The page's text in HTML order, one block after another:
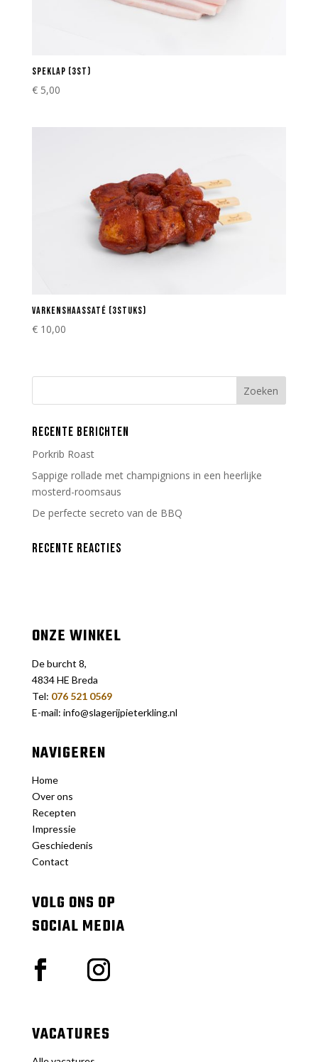
SPEKLAP (3ST)
€5,00
VARKENSHAASSATÉ (3STUKS)
€10,00
RECENTE BERICHTEN
Porkrib Roast
Sappige rollade met champignions in een heerlijke
mosterd-roomsaus
De perfecte secreto van de BBQ
RECENTE REACTIES
ONZE WINKEL
De burcht 8,
4834 HE Breda
Tel: 076 521 0569
E-mail: info@slagerijpieterkling.nl
NAVIGEREN
Home
Over ons
Recepten
Impressie
Geschiedenis
Contact
VOLG ONS OP
SOCIAL MEDIA
VACATURES